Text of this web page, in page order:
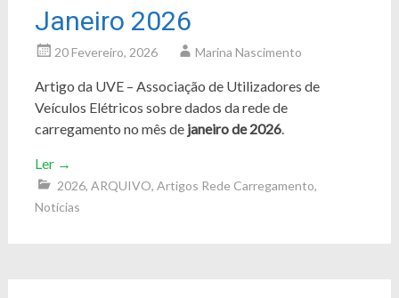
Janeiro 2026
20 Fevereiro, 2026 Marina Nascimento
Artigo da UVE – Associação de Utilizadores de
Veículos Elétricos sobre dados da rede de
carregamento no mês de janeiro de 2026.
Ler →
2026, ARQUIVO, Artigos Rede Carregamento,
Notícias